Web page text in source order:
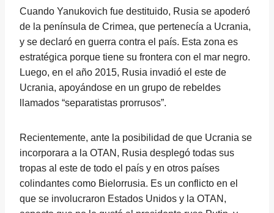
Cuando Yanukovich fue destituido, Rusia se apoderó
de la península de Crimea, que pertenecía a Ucrania,
y se declaró en guerra contra el país. Esta zona es
estratégica porque tiene su frontera con el mar negro.
Luego, en el año 2015, Rusia invadió el este de
Ucrania, apoyándose en un grupo de rebeldes
llamados “separatistas prorrusos”.
Recientemente, ante la posibilidad de que Ucrania se
incorporara a la OTAN, Rusia desplegó todas sus
tropas al este de todo el país y en otros países
colindantes como Bielorrusia. Es un conflicto en el
que se involucraron Estados Unidos y la OTAN,